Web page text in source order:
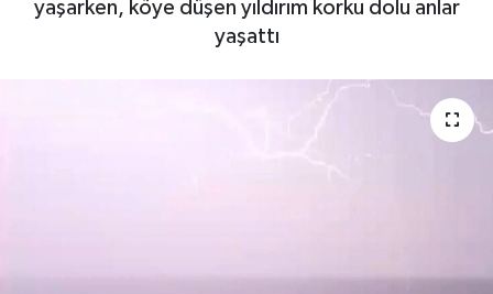
yaşarken, köye düşen yıldırım korku dolu anlar
yaşattı
SİYASET
Son Dakika Haberleri